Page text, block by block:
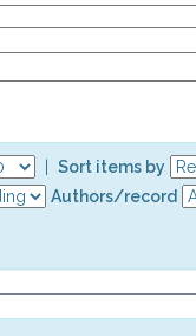
Sort items by
Authors/record